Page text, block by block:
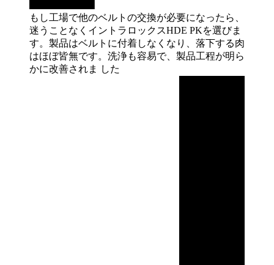
もし工場で他のベルトの交換が必要になったら、
迷うことなくイントラロックスHDE PKを選びま
す。製品はベルトに付着しなくなり、落下する肉
はほぼ皆無です。洗浄も容易で、製品工程が明ら
かに改善されま
した